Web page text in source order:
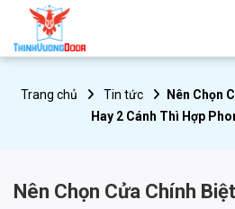
Trang chủ Tin tức
Nên Chọn
Hay 2 Cánh Thì Hợp
Nên Chọn Cửa Chính